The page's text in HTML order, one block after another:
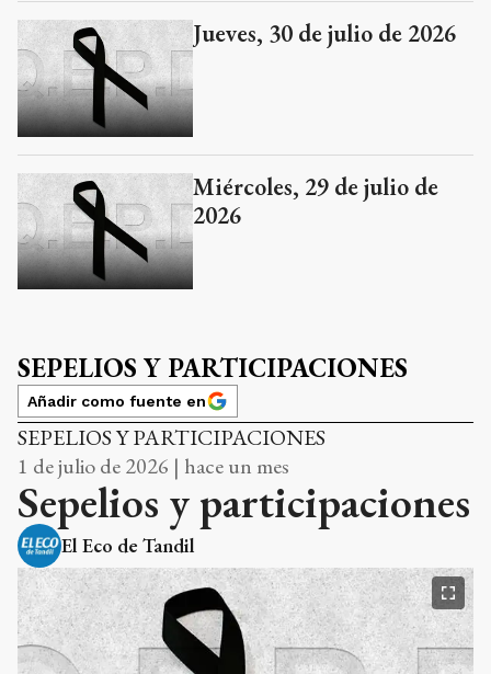
Jueves, 30 de julio de 2026
Miércoles, 29 de julio de
2026
SEPELIOS Y PARTICIPACIONES
Añadir como fuente en
SEPELIOS Y PARTICIPACIONES
1 de julio de 2026 | hace un mes
Sepelios y participaciones
El Eco de Tandil